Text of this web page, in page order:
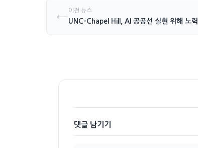
←이전 뉴스
UNC-Chapel Hill, AI 공공선 실현 위해 노력
댓글 남기기